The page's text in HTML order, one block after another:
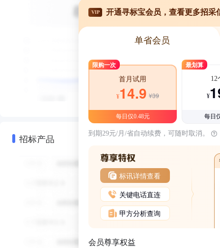
招标产品
VIP 开通寻标宝会员，查看更多招采
单省会员
限购一次
首月试用
¥14.9 ¥39
每日仅0.48元
最划算
12
¥
每日
到期29元/月/省自动续费，可随时取消。
标讯详情查看
关键电话直连
甲方分析查询
会员尊享权益